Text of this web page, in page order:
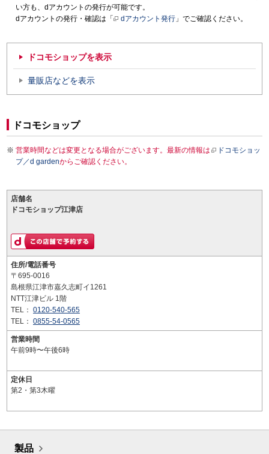
い方も、dアカウントの発行が可能です。
dアカウントの発行・確認は「
dアカウント発行 」でご確認ください。
ドコモショップを表示
量販店などを表示
ドコモショップ
営業時間などは変更となる場合がございます。最新の情報は
ドコモショッ
プ／d gardenからご確認ください。
店舗名
ドコモショップ江津店
住所/電話番号
〒695-0016
島根県江津市嘉久志町イ1261
NTT江津ビル 1階
TEL： 0120-540-565
TEL： 0855-54-0565
営業時間
午前9時〜午後6時
定休日
第2・第3木曜
製品